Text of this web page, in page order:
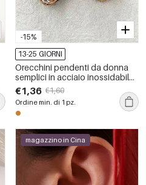
-15%
13-25 GIORNI
Orecchini pendenti da donna
semplici in acciaio inossidabile
color oro, impermeabili.
€1,36 €1,60
Ordine min. di 1 pz.
magazzino in Cina